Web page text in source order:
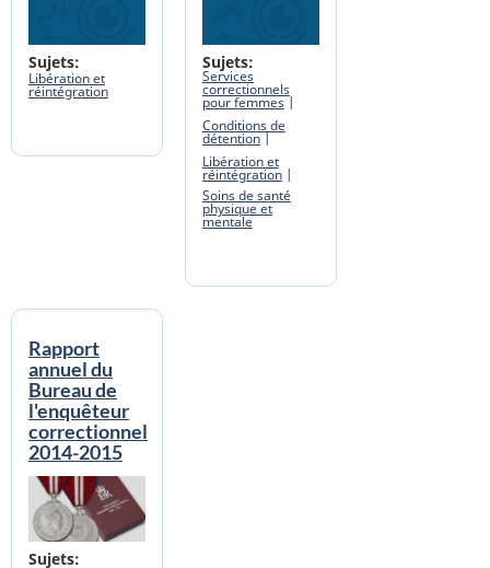
Sujets
Libération et
réintégration
Sujets
Services
correctionnels
pour femmes
Conditions de
détention
Libération et
réintégration
Soins de santé
physique et
mentale
Rapport
annuel du
Bureau de
l'enquêteur
correctionnel
2014-2015
Banner Image
Sujets